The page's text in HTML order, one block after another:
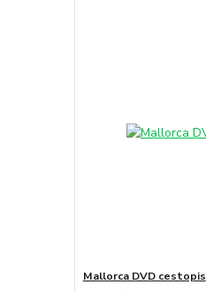
Mallorca DVD cestopis